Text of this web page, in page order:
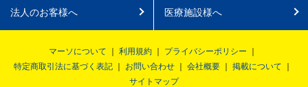
法人のお客様へ 医療施設様へ
マーソについて 利用規約
プライバシーポリシー
特定商取引法に基づく表記
お問い合わせ 会社概要
掲載について
サイトマップ